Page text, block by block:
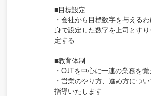
■目標設定
・会社から目標数字を与える
身で設定した数字を上司とす
定する
■教育体制
・OJTを中心に一連の業務を
・営業のやり方、進め方につ
指導いたします